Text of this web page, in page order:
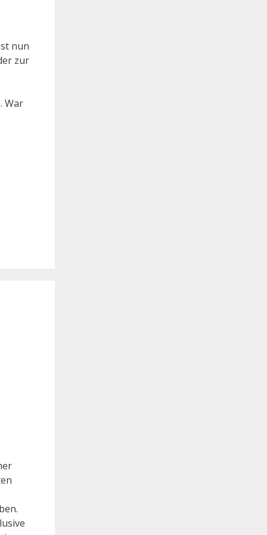
nun
zur
War